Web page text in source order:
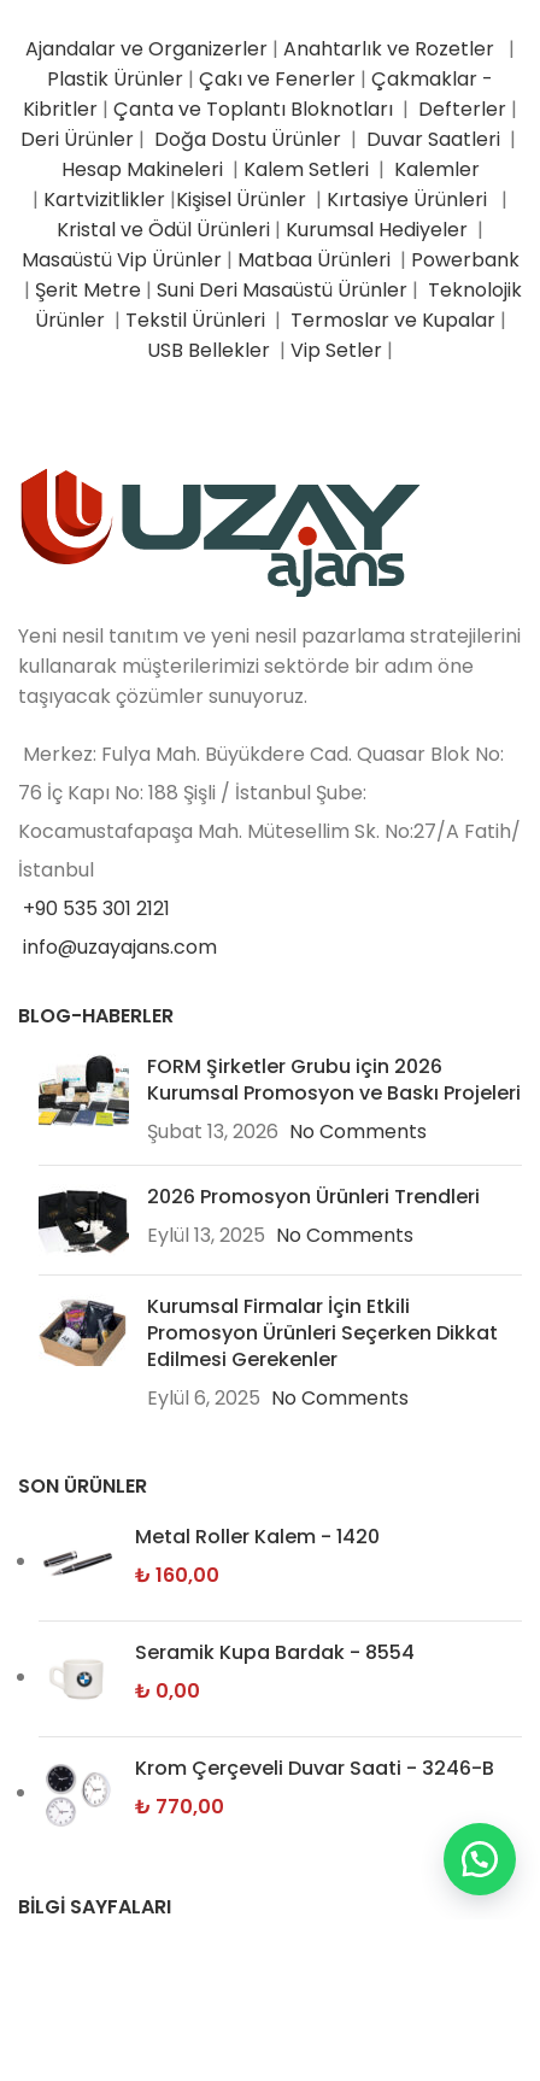
Ajandalar ve Organizerler | Anahtarlık ve Rozetler |
Plastik Ürünler | Çakı ve Fenerler | Çakmaklar -
Kibritler | Çanta ve Toplantı Bloknotları | Defterler |
Deri Ürünler| Doğa Dostu Ürünler | Duvar Saatleri |
Hesap Makineleri| Kalem Setleri| Kalemler
| Kartvizitlikler |Kişisel Ürünler | Kırtasiye Ürünleri |
Kristal ve Ödül Ürünleri | Kurumsal Hediyeler |
Masaüstü Vip Ürünler| Matbaa Ürünleri| Powerbank
| Şerit Metre| Suni Deri Masaüstü Ürünler| Teknolojik
Ürünler | Tekstil Ürünleri | Termoslar ve Kupalar|
USB Bellekler | Vip Setler |
Yeni nesil tanıtım ve yeni nesil pazarlama stratejilerini
kullanarak müşterilerimizi sektörde bir adım öne
taşıyacak çözümler sunuyoruz.
Merkez: Fulya Mah. Büyükdere Cad. Quasar Blok No:
76 İç Kapı No: 188 Şişli / İstanbul Şube:
Kocamustafapaşa Mah. Mütesellim Sk. No:27/A Fatih/
İstanbul
+90 535 301 2121
info@uzayajans.com
BLOG-HABERLER
FORM Şirketler Grubu için 2026
Kurumsal Promosyon ve Baskı Projeleri
Şubat 13, 2026 No Comments
2026 Promosyon Ürünleri Trendleri
Eylül 13, 2025 No Comments
Kurumsal Firmalar İçin Etkili
Promosyon Ürünleri Seçerken Dikkat
Edilmesi Gerekenler
Eylül 6, 2025 No Comments
SON ÜRÜNLER
Metal Roller Kalem - 1420
₺ 160,00
Seramik Kupa Bardak - 8554
₺ 0,00
Krom Çerçeveli Duvar Saati - 3246-B
₺ 770,00
BİLGİ SAYFALARI